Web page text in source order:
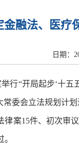
金融法、医疗
日期：
行“开局起步‘十
委会立法规划计划
律案15件、初次